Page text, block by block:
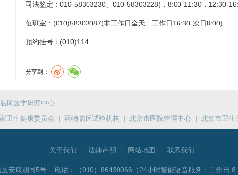
司法鉴定：010-58303230、010-58303228(，8:00-11:30，12:30-
值班室：(010)58303087(非工作日全天、工作日16:30-次日8:00)
预约挂号：(010)114
分享到：
床医学研究中心
卫生健康委员会 | 药物临床试验机构 | 北京市医院管理中心 | 北京市卫生
关于我们 法律声明 网站地图 联系我们
区安康胡同5号 电话： （010）86430066（24小时智能语音服务；工作日